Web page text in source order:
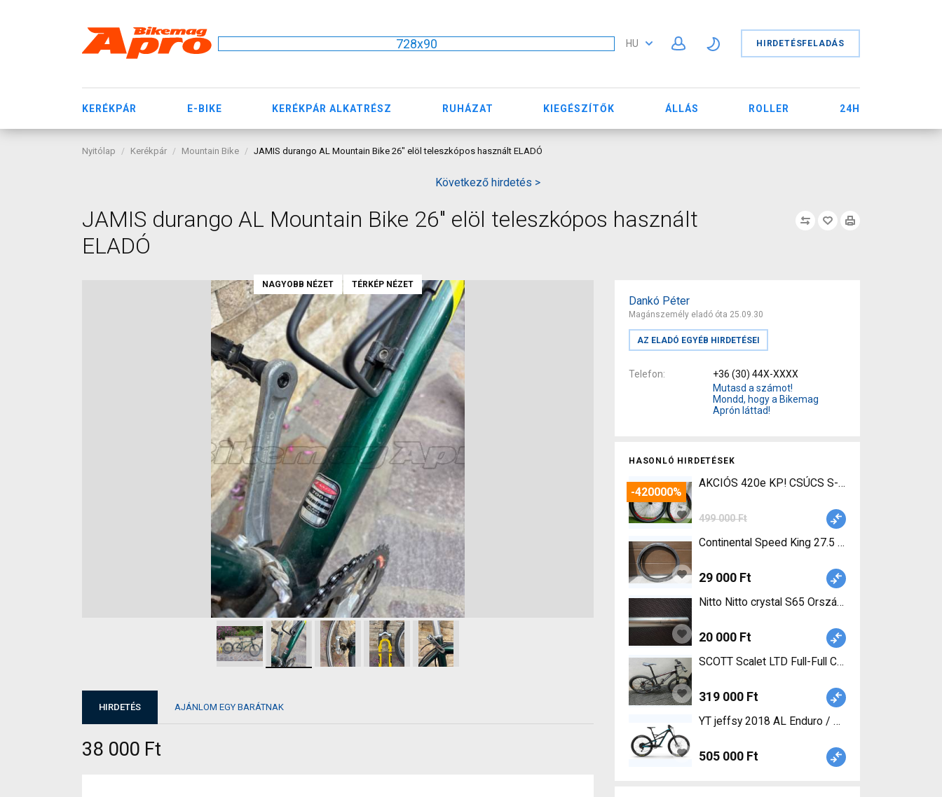
728x90 HU HIRDETÉSFELADÁS
KERÉKPÁR E-BIKE KERÉKPÁR ALKATRÉSZ RUHÁZAT KIEGÉSZÍTŐK ÁLLÁS ROLLER 24H
Nyitólap Kerékpár Mountain Bike JAMIS durango AL Mountain Bike 26" elöl teleszkópos használt ELADÓ
Következő hirdetés >
JAMIS durango AL Mountain Bike 26" elöl teleszkópos használt
ELADÓ
Dankó Péter
Magánszemély eladó óta 25.09.30
AZ ELADÓ EGYÉB HIRDETÉSEI
Telefon
+36 (30) 44X-XXXX
Mutasd a számot!
Mondd, hogy a Bikemag
Aprón láttad!
HASONLÓ HIRDETÉSEK
-420000%
AKCIÓS 420e KP! CSÚCS S-WORKS ROVAL
499 000 Ft
Continental Speed King 27.5 Continental Speed
29 000 Ft
Nitto Nitto crystal S65 Országúti / Gravel /
20 000 Ft
319 000 Ft
YT jeffsy 2018 AL Enduro / Freeride / DH 27.5"
505 000 Ft
NAGYOBB NÉZET TÉRKÉP NÉZET
HIRDETÉS AJÁNLOM EGY BARÁTNAK
38 000 Ft